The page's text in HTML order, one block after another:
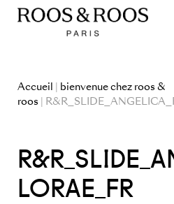
Accueil | bienvenue chez roos &
roos |
LORAE_FR